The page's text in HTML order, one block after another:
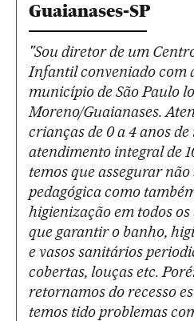
Guaianases-SP
"Sou diretor de um
Infantil conveniado com
município de São Paulo
Moreno/Guaianases.
crianças de 0 a 4 anos
atendimento integral de
temos que assegurar
pedagógica como
higienização em todos
que garantir o banho,
e vasos sanitários
cobertas, louças etc.
retornamos do recesso
temos tido problemas